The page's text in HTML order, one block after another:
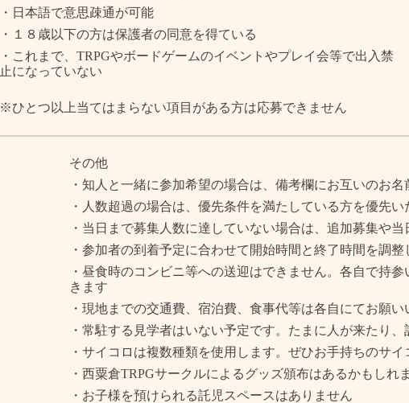
・日本語で意思疎通が可能
・１８歳以下の方は保護者の同意を得ている
・これまで、TRPGやボードゲームのイベントやプレイ会等で出入禁
止になっていない
※ひとつ以上当てはまらない項目がある方は応募できません
その他
・知人と一緒に参加希望の場合は、備考欄にお互いのお
・人数超過の場合は、優先条件を満たしている方を優先い
・当日まで募集人数に達していない場合は、追加募集や
・参加者の到着予定に合わせて開始時間 と終了時間を調整
・昼食時のコンビニ等への送迎はできません。各自で持
きます
・現地までの交通費、宿泊費、食事代等は各自にてお願
・常駐する見学者はいない予定です。たまに人が来たり
・サイコロは複数種類を使用します。 ぜひお手持ちのサイ
・西粟倉TRPGサークルによるグッズ頒布はあるかもし
・お子様を預けられる託児スペースはありません